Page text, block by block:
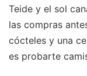
Teide y el sol
las compras
cócteles y una
es probarte